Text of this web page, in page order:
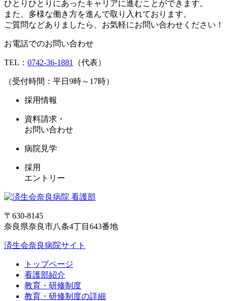
ひとりひとりにあったキャリアに進むことができます。
また、多様な働き方を進んで取り入れております。
ご質問などありましたら、お気軽にお問い合わせください！
お電話でのお問い合わせ
TEL： 0742-36-1881 （代表）
（受付時間：平日9時～17時）
採用情報
資料請求・
お問い合わせ
病院見学
採用
エントリー
〒630-8145
奈良県奈良市八条4丁目643番地
済生会奈良病院サイト
トップページ
看護部紹介
教育・研修制度
教育・研修制度の詳細